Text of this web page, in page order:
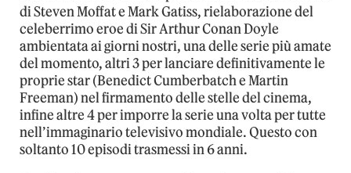
di Steven Moffat e Mark Gatiss, rielaborazione del
celeberrimo eroe di Sir Arthur Conan Doyle
ambientata ai giorni nostri, una delle serie più amate
del momento, altri 3 per lanciare definitivamente le
proprie star (Benedict Cumberbatch e Martin
Freeman) nel firmamento delle stelle del cinema,
infine altre 4 per imporre la serie una volta per tutte
nell’immaginario televisivo mondiale. Questo con
soltanto 10 episodi trasmessi in 6 anni.